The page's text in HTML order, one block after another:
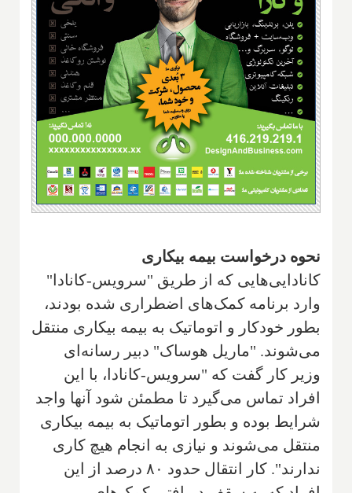
نحوه درخواست بیمه بیکاری
کانادایی‌هایی که از طریق "سرویس-کانادا"
وارد برنامه کمک‌های اضطراری شده بودند،
بطور خودکار و اتوماتیک به بیمه بیکاری منتقل
می‌شوند. "ماریل هوساک" دبیر رسانه‌ای
وزیر کار گفت که "سرویس-کانادا، با این
افراد تماس می‌گیرد تا مطمئن شود آنها واجد
شرایط بوده و بطور اتوماتیک به بیمه بیکاری
منتقل می‌شوند و نیازی به انجام هیچ کاری
ندارند". کار انتقال حدود ۸۰ درصد از این